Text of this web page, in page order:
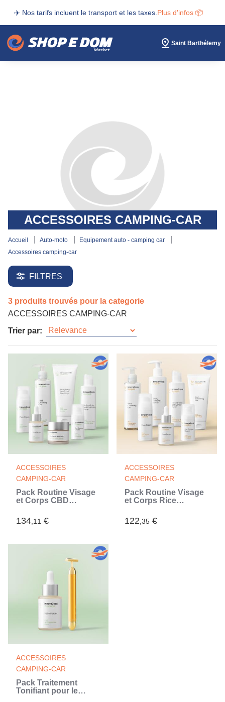
✈️ Nos tarifs incluent le transport et les taxes. Plus d'infos 📦
Saint Barthélemy
ACCESSOIRES CAMPING-CAR
accueil auto-moto
equipement auto - camping car
accessoires camping-car
FILTRES
3 produits trouvés pour la categorie
ACCESSOIRES CAMPING-CAR
Trier par:
ACCESSOIRES
CAMPING-CAR
Pack Routine Visage
et Corps CBD
134,11 €
ACCESSOIRES
CAMPING-CAR
Pack Routine Visage
et Corps Rice
122,35 €
ACCESSOIRES
CAMPING-CAR
Pack Traitement
Tonifiant pour le